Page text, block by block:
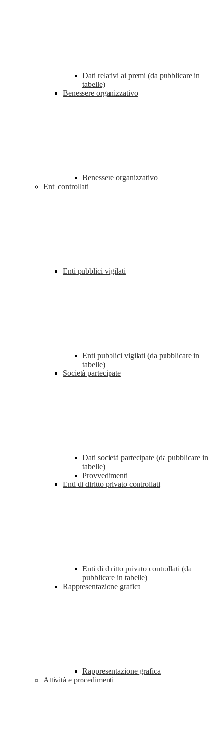
Dati relativi ai premi (da pubblicare in
tabelle)
Benessere organizzativo
Benessere organizzativo
Enti controllati
Enti pubblici vigilati
Enti pubblici vigilati (da pubblicare in
tabelle)
Società partecipate
Dati società partecipate (da pubblicare in
tabelle)
Provvedimenti
Enti di diritto privato controllati
Enti di diritto privato controllati (da
pubblicare in tabelle)
Rappresentazione grafica
Rappresentazione grafica
Attività e procedimenti